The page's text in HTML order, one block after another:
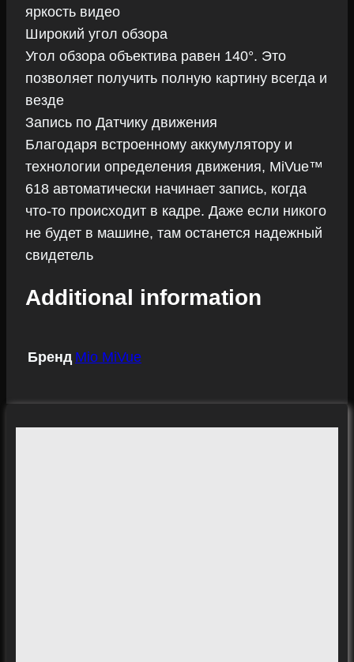
яркость видео
Широкий угол обзора
Угол обзора объектива равен 140°. Это
позволяет получить полную картину всегда и
везде
Запись по Датчику движения
Благодаря встроенному аккумулятору и
технологии определения движения, MiVue™
618 автоматически начинает запись, когда
что-то происходит в кадре. Даже если никого
не будет в машине, там останется надежный
свидетель
Additional information
Бренд Mio MiVue